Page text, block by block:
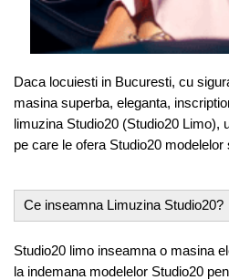
Daca locuiesti in Bucuresti, cu
masina superba, eleganta,
limuzina Studio20 (Studio20 Limo),
pe care le ofera Studio20 modelelor
Ce inseamna Limuzina Studio20?
Studio20 limo inseamna o masina
la indemana modelelor Studio20